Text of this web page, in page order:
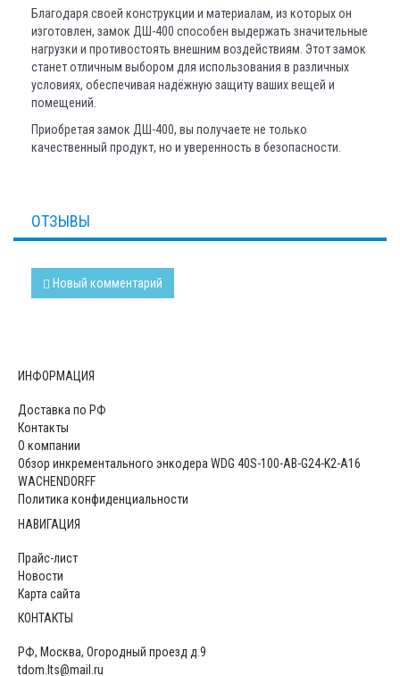
Благодаря своей конструкции и материалам, из которых он
изготовлен, замок ДШ-400 способен выдержать значительные
нагрузки и противостоять внешним воздействиям. Этот замок
станет отличным выбором для использования в различных
условиях, обеспечивая надёжную защиту ваших вещей и
помещений.
Приобретая замок ДШ-400, вы получаете не только
качественный продукт, но и уверенность в безопасности.
ОТЗЫВЫ
Новый комментарий
ИНФОРМАЦИЯ
Доставка по РФ
Контакты
О компании
Обзор инкрементального энкодера WDG 40S-100-AB-G24-K2-A16
WACHENDORFF
Политика конфиденциальности
НАВИГАЦИЯ
Прайс-лист
Новости
Карта сайта
КОНТАКТЫ
РФ, Москва, Огородный проезд д.9
tdom.lts@mail.ru